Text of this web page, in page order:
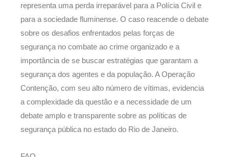
representa uma perda irreparável para a Polícia Civil e
para a sociedade fluminense. O caso reacende o debate
sobre os desafios enfrentados pelas forças de
segurança no combate ao crime organizado e a
importância de se buscar estratégias que garantam a
segurança dos agentes e da população. A Operação
Contenção, com seu alto número de vítimas, evidencia
a complexidade da questão e a necessidade de um
debate amplo e transparente sobre as políticas de
segurança pública no estado do Rio de Janeiro.